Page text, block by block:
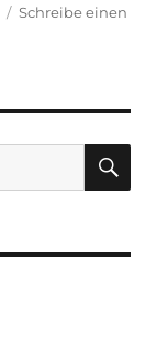
Schreibe einen